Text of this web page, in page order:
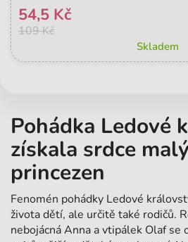
109 Kč
54,5 Kč
Skladem
Pohádka Ledové
získala srdce
princezen
Fenomén pohádky Ledové
života dětí, ale určitě také rodičů.
nebojácná Anna a vtipálek Olaf se